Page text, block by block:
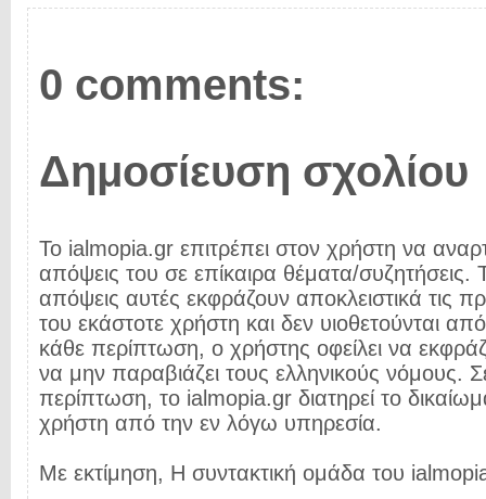
0 comments:
Δημοσίευση σχολίου
Το ialmopia.gr επιτρέπει στον χρήστη να
απόψεις του σε επίκαιρα θέματα/συζητήσεις.
απόψεις αυτές εκφράζουν αποκλειστικά τις
του εκάστοτε χρήστη και δεν υιοθετούνται
κάθε περίπτωση, ο χρήστης οφείλει να
να μην παραβιάζει τους ελληνικούς νόμους.
περίπτωση, το ialmopia.gr διατηρεί το
χρήστη από την εν λόγω υπηρεσία.
Με εκτίμηση, Η συντακτική ομάδα του